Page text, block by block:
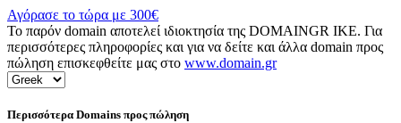
Αγόρασε το τώρα με 300€
Το παρόν domain αποτελεί ιδιοκτησία της DOMAINGR ΙΚΕ. Για
περισσότερες πληροφορίες και για να δείτε και άλλα domain προς
πώληση επισκεφθείτε μας στο www.domain.gr
Περισσότερα Domains προς πώληση